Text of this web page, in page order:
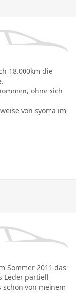
18.000km die
ohne sich
von syoma im
Sommer 2011 das
Leder partiell
von meinem